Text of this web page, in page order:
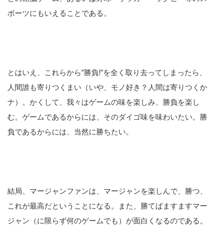
ポーツにもいえることである。
とはいえ、これらから”勝負!”を全く取り去ってしまったら、
人間誰も寄りつくまい（いや、モノ好き？人間は寄りつくか
ナ）。かくして、我々はゲームの味を楽しみ、勝負を楽し
む。ゲームであるからには、そのダイゴ味を味わいたい。勝
負であるからには、当然に勝ちたい。
結局、マージャンファンは、マージャンを楽しんで、勝つ、
これが最高だということになる。また、勝てばますますマー
ジャン（に限らず何のゲームでも）が面白くなるのである。